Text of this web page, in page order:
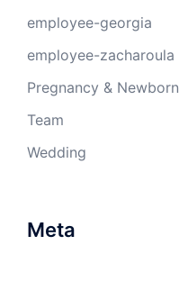
employee-georgia
employee-zacharoula
Pregnancy & Newborn
Team
Wedding
Meta